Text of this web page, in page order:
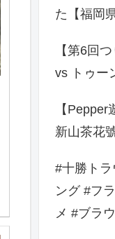
た【福岡県
【第6回
vs トゥー
【
新山茶花
#十勝ト
ング #フ
メ #ブラ